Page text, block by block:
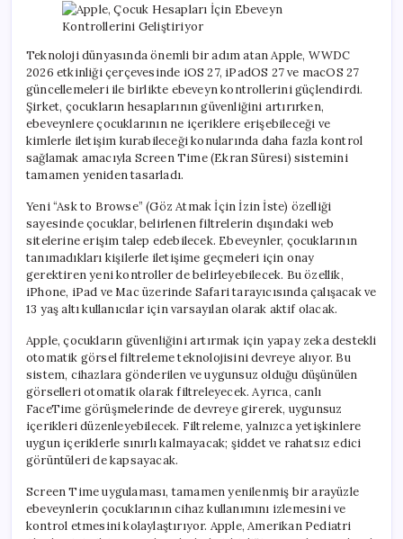
için
Teknoloji dünyasında önemli bir adım atan Apple, WWDC
2026 etkinliği çerçevesinde iOS 27, iPadOS 27 ve macOS 27
güncellemeleri ile birlikte ebeveyn kontrollerini güçlendirdi.
Şirket, çocukların hesaplarının güvenliğini artırırken,
ebeveynlere çocuklarının ne içeriklere erişebileceği ve
kimlerle iletişim kurabileceği konularında daha fazla kontrol
sağlamak amacıyla Screen Time (Ekran Süresi) sistemini
tamamen yeniden tasarladı.
Yeni “Ask to Browse” (Göz Atmak İçin İzin İste) özelliği
sayesinde çocuklar, belirlenen filtrelerin dışındaki web
sitelerine erişim talep edebilecek. Ebeveynler, çocuklarının
tanımadıkları kişilerle iletişime geçmeleri için onay
gerektiren yeni kontroller de belirleyebilecek. Bu özellik,
iPhone, iPad ve Mac üzerinde Safari tarayıcısında çalışacak ve
13 yaş altı kullanıcılar için varsayılan olarak aktif olacak.
Apple, çocukların güvenliğini artırmak için yapay zeka destekli
otomatik görsel filtreleme teknolojisini devreye alıyor. Bu
sistem, cihazlara gönderilen ve uygunsuz olduğu düşünülen
görselleri otomatik olarak filtreleyecek. Ayrıca, canlı
FaceTime görüşmelerinde de devreye girerek, uygunsuz
içerikleri düzenleyebilecek. Filtreleme, yalnızca yetişkinlere
uygun içeriklerle sınırlı kalmayacak; şiddet ve rahatsız edici
görüntüleri de kapsayacak.
Screen Time uygulaması, tamamen yenilenmiş bir arayüzle
ebeveynlerin çocuklarının cihaz kullanımını izlemesini ve
kontrol etmesini kolaylaştırıyor. Apple, Amerikan Pediatri